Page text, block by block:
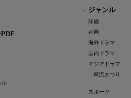
ル
ジャンル
洋画
邦画
海外ドラマ
国内ドラマ
アジアドラマ
韓流まつり
スポーツ